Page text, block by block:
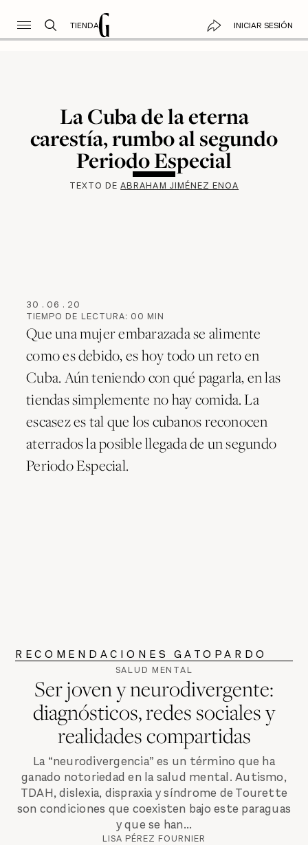
TIENDA INICIAR SESIÓN
La Cuba de la eterna
carestía, rumbo al segundo
Periodo Especial
TEXTO DEABRAHAM JIMÉNEZ ENOA
30 . 06 . 20
TIEMPO DE LECTURA: 00 MIN
Que una mujer embarazada se alimente
como es debido, es hoy todo un reto en
Cuba. Aún teniendo con qué pagarla, en las
tiendas simplemente no hay comida. La
escasez es tal que los cubanos reconocen
aterrados la posible llegada de un segundo
Periodo Especial.
RECOMENDACIONES GATOPARDO
SALUD MENTAL
Ser joven y neurodivergente:
diagnósticos, redes sociales y
realidades compartidas
La “neurodivergencia” es un término que ha
ganado notoriedad en la salud mental. Autismo,
TDAH, dislexia, dispraxia y síndrome de Tourette
son condiciones que coexisten bajo este paraguas
y que se han...
LISA PÉREZ FOURNIER